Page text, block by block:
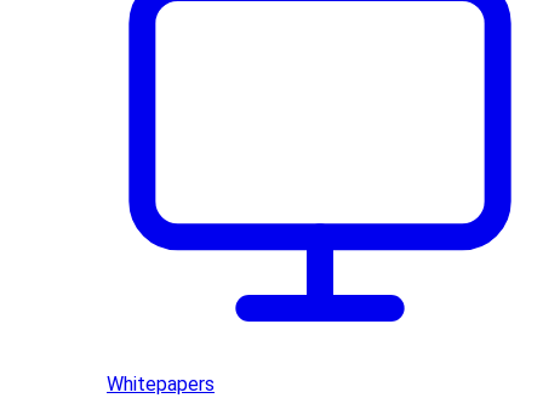
Whitepapers